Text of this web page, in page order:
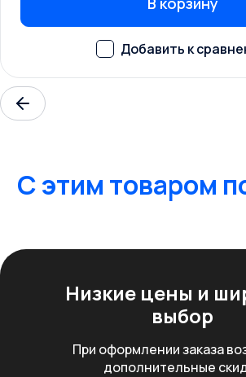
C этим товаром
Низкие цены и
выбор
При оформлении заказа
дополнительные